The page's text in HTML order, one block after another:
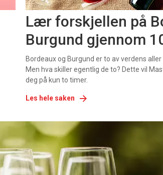
Lær forskjellen på
Burgund gjennom
Bordeaux og Burgund er to av verdens
Men hva skiller egentlig de to? Dette vil
deg på kun to timer.
Les hele saken